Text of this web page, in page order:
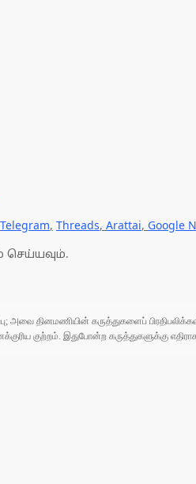
Telegram, Threads, Arattai, Google
செய்யவும்.
அவை தினமணியின் கருத்துகளைப்
குற்றம். இதுபோன்ற கருத்துகளுக்கு எதிராக